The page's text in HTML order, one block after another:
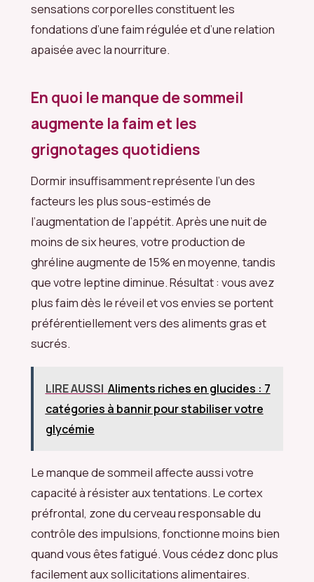
sensations corporelles constituent les
fondations d’une faim régulée et d’une relation
apaisée avec la nourriture.
En quoi le manque de sommeil
augmente la faim et les
grignotages quotidiens
Dormir insuffisamment représente l’un des
facteurs les plus sous-estimés de
l’augmentation de l’appétit. Après une nuit de
moins de six heures, votre production de
ghréline augmente de 15% en moyenne, tandis
que votre leptine diminue. Résultat : vous avez
plus faim dès le réveil et vos envies se portent
préférentiellement vers des aliments gras et
sucrés.
LIRE AUSSI Aliments riches en glucides : 7
catégories à bannir pour stabiliser votre
glycémie
Le manque de sommeil affecte aussi votre
capacité à résister aux tentations. Le cortex
préfrontal, zone du cerveau responsable du
contrôle des impulsions, fonctionne moins bien
quand vous êtes fatigué. Vous cédez donc plus
facilement aux sollicitations alimentaires.